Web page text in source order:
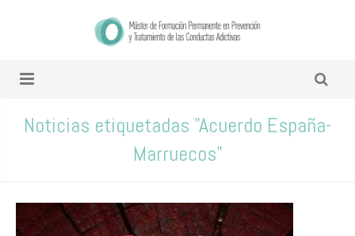
Noticias etiquetadas "Acuerdo España-
Marruecos"